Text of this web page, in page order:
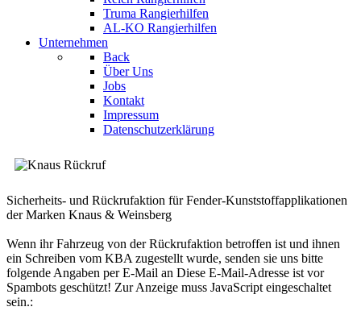
Truma Rangierhilfen
AL-KO Rangierhilfen
Unternehmen
Back
Über Uns
Jobs
Kontakt
Impressum
Datenschutzerklärung
Sicherheits- und Rückrufaktion für Fender-Kunststoffapplikationen
der Marken Knaus & Weinsberg
Wenn ihr Fahrzeug von der Rückrufaktion betroffen ist und ihnen
ein Schreiben vom KBA zugestellt wurde, senden sie uns bitte
folgende Angaben per E-Mail an Diese E-Mail-Adresse ist vor
Spambots geschützt! Zur Anzeige muss JavaScript eingeschaltet
sein.: